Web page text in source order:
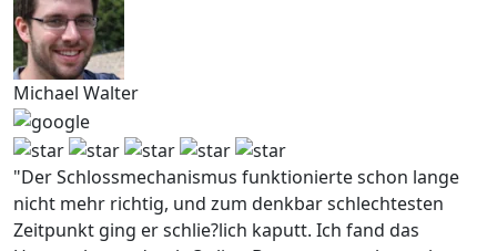
Michael Walter
"Der Schlossmechanismus funktionierte schon lange
nicht mehr richtig, und zum denkbar schlechtesten
Zeitpunkt ging er schlie?lich kaputt. Ich fand das